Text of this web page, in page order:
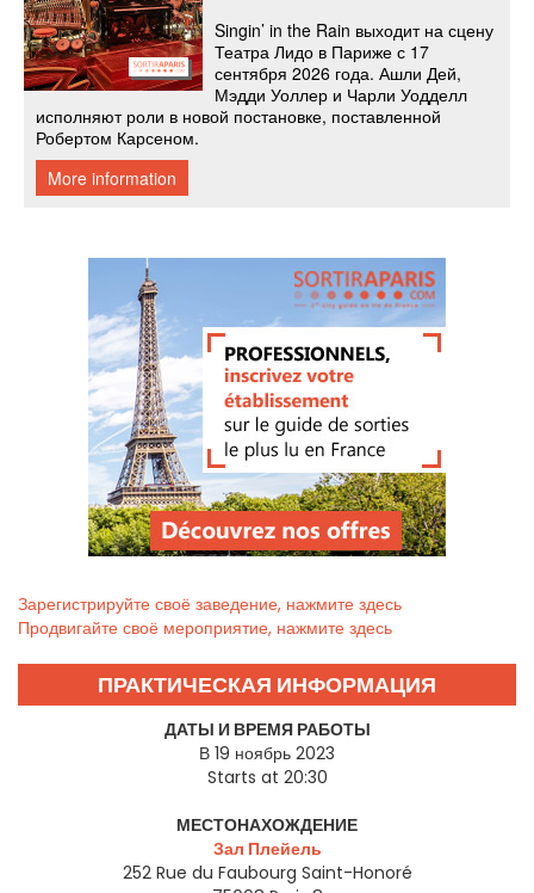
Зарегистрируйте своё заведение, нажмите здесь
Продвигайте своё мероприятие, нажмите здесь
ПРАКТИЧЕСКАЯ ИНФОРМАЦИЯ
ДАТЫ И ВРЕМЯ РАБОТЫ
В 19 ноябрь 2023
Starts at 20:30
МЕСТОНАХОЖДЕНИЕ
Зал Плейель
252 Rue du Faubourg Saint-Honoré